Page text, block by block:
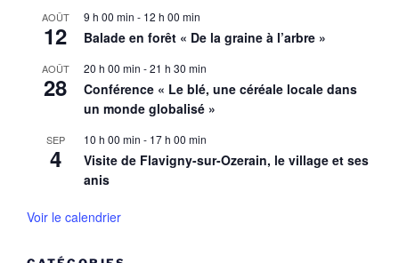
AOÛT
12
9 h 00 min - 12 h 00 min
Balade en forêt « De la graine à l’arbre »
AOÛT
28
20 h 00 min -21 h 30 min
Conférence « Le blé, une céréale locale dans
un monde globalisé »
SEP
4
10 h 00 min - 17 h 00 min
Visite de Flavigny-sur-Ozerain, le village et ses
anis
Voir le calendrier